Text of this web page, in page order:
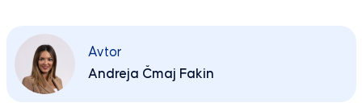
Avtor
Andreja Čmaj Fakin